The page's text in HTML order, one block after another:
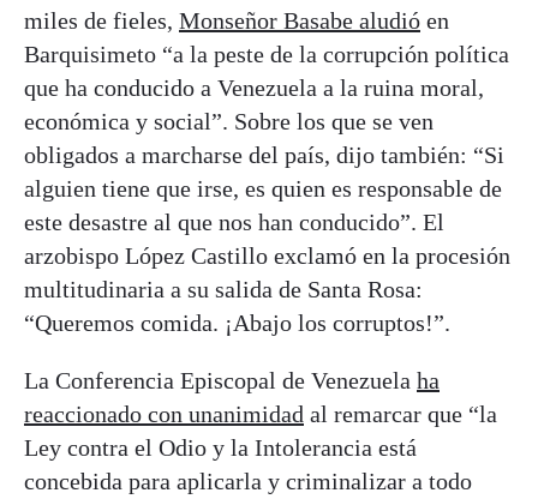
miles de fieles, Monseñor Basabe aludió en
Barquisimeto “a la peste de la corrupción política
que ha conducido a Venezuela a la ruina moral,
económica y social”. Sobre los que se ven
obligados a marcharse del país, dijo también: “Si
alguien tiene que irse, es quien es responsable de
este desastre al que nos han conducido”. El
arzobispo López Castillo exclamó en la procesión
multitudinaria a su salida de Santa Rosa:
“Queremos comida. ¡Abajo los corruptos!”.
La Conferencia Episcopal de Venezuela ha
reaccionado con unanimidad al remarcar que “la
Ley contra el Odio y la Intolerancia está
concebida para aplicarla y criminalizar a todo